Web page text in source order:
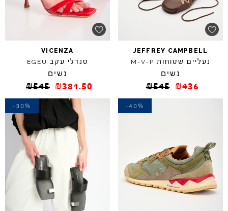
JEFFREY CAMPBELL
נעליים שטוחות M -V- P
נשים
₪545 ₪436
VICENZA
סנדלי עקב EGEU
נשים
₪545 ₪381.50
-40%
-30%